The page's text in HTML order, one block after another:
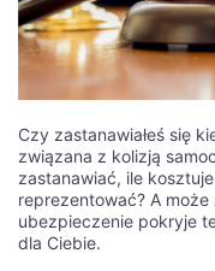
Czy zastanawiałeś się
związana z kolizją
zastanawiać, ile
reprezentować? A może
ubezpieczenie pokryje
dla Ciebie.